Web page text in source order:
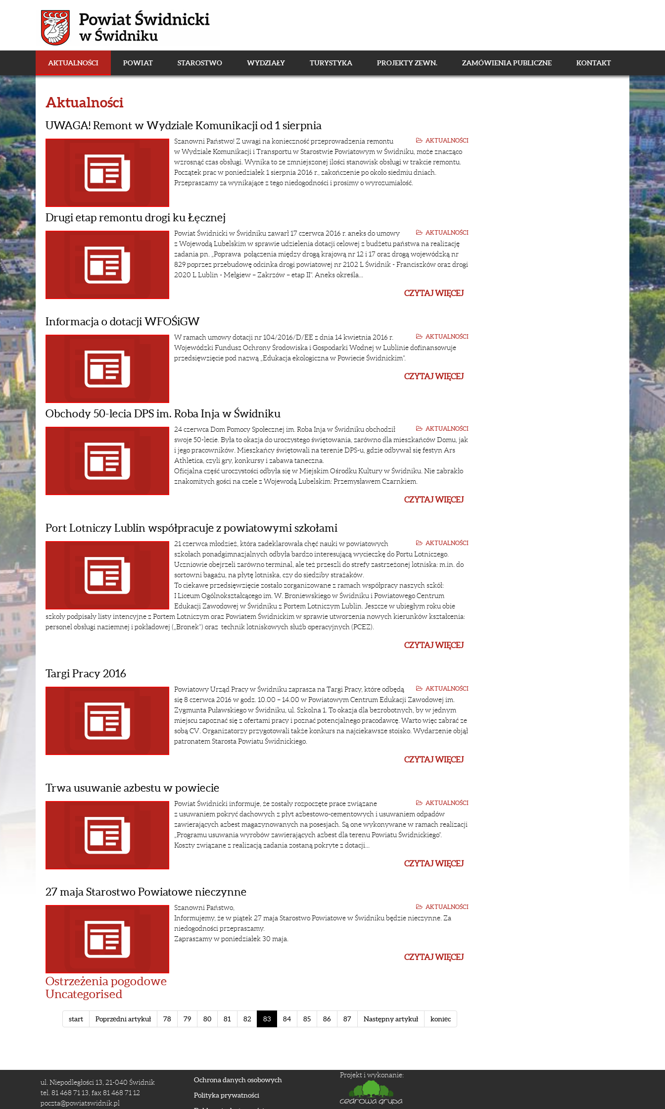
AKTUALNOŚCI POWIAT STAROSTWO WYDZIAŁY TURYSTYKA PROJEKTY ZEWN. ZAMÓWIENIA PUBLICZNE KONTAKT
Aktualności
UWAGA! Remont w Wydziale Komunikacji od 1 sierpnia
AKTUALNOŚCI
Szanowni Państwo! Z uwagi na konieczność przeprowadzenia remontu
w Wydziale Komunikacji i Transportu w Starostwie Powiatowym w Świdniku, może znacząco
wzrosnąć czas obsługi. Wynika to ze zmniejszonej ilości stanowisk obsługi w trakcie remontu.
Początek prac w poniedziałek 1 sierpnia 2016 r., zakończenie po około siedmiu dniach.
Przepraszamy za wynikające z tego niedogodności i prosimy o wyrozumiałość.
Drugi etap remontu drogi ku Łęcznej
AKTUALNOŚCI
Powiat Świdnicki w Świdniku zawarł 17 czerwca 2016 r. aneks do umowy
z Wojewodą Lubelskim w sprawie udzielenia dotacji celowej z budżetu państwa na realizację
zadania pn. „Poprawa połączenia między drogą krajową nr 12 i 17 oraz drogą wojewódzką nr
829 poprzez przebudowę odcinka drogi powiatowej nr 2102 L Świdnik - Franciszków oraz drogi
2020 L Lublin - Mełgiew – Zakrzów – etap II”. Aneks określa...
CZYTAJ WIĘCEJ
Informacja o dotacji WFOŚiGW
AKTUALNOŚCI
W ramach umowy dotacji nr 104/2016/D/EE z dnia 14 kwietnia 2016 r.
Wojewódzki Fundusz Ochrony Środowiska i Gospodarki Wodnej w Lublinie dofinansowuje
przedsięwzięcie pod nazwą „Edukacja ekologiczna w Powiecie Świdnickim”.
CZYTAJ WIĘCEJ
Obchody 50-lecia DPS im. Roba Inja w Świdniku
AKTUALNOŚCI
24 czerwca Dom Pomocy Społecznej im. Roba Inja w Świdniku obchodził
swoje 50-lecie. Była to okazja do uroczystego świętowania, zarówno dla mieszkańców Domu, jak
i jego pracowników. Mieszkańcy świętowali na terenie DPS-u, gdzie odbywał się festyn Ars
Athletica, czyli gry, konkursy i zabawa taneczna.
Oficjalna część uroczystości odbyła się w Miejskim Ośrodku Kultury w Świdniku. Nie zabrakło
znakomitych gości na czele z Wojewodą Lubelskim: Przemysławem Czarnkiem.
CZYTAJ WIĘCEJ
Port Lotniczy Lublin współpracuje z powiatowymi szkołami
AKTUALNOŚCI
21 czerwca młodzież, która zadeklarowała chęć nauki w powiatowych
szkołach ponadgimnazjalnych odbyła bardzo interesującą wycieczkę do Portu Lotniczego.
Uczniowie obejrzeli zarówno terminal, ale też przeszli do strefy zastrzeżonej lotniska: m.in. do
sortowni bagażu, na płytę lotniska, czy do siedziby strażaków.
To ciekawe przedsięwzięcie zostało zorganizowane z ramach współpracy naszych szkół:
I Liceum Ogólnokształcącego im. W. Broniewskiego w Świdniku i Powiatowego Centrum
Edukacji Zawodowej w Świdniku z Portem Lotniczym Lublin. Jeszcze w ubiegłym roku obie
szkoły podpisały listy intencyjne z Portem Lotniczym oraz Powiatem Świdnickim w sprawie utworzenia nowych kierunków kształcenia:
personel obsługi naziemnej i pokładowej („Bronek”) oraz technik lotniskowych służb operacyjnych (PCEZ).
CZYTAJ WIĘCEJ
Targi Pracy 2016
AKTUALNOŚCI
Powiatowy Urząd Pracy w Świdniku zaprasza na Targi Pracy, które odbędą
się 8 czerwca 2016 w godz. 10.00 – 14.00 w Powiatowym Centrum Edukacji Zawodowej im.
Zygmunta Puławskiego w Świdniku, ul. Szkolna 1. To okazja dla bezrobotnych, by w jednym
miejscu zapoznać się z ofertami pracy i poznać potencjalnego pracodawcę. Warto więc zabrać ze
sobą CV. Organizatorzy przygotowali także konkurs na najciekawsze stoisko. Wydarzenie objął
patronatem Starosta Powiatu Świdnickiego.
CZYTAJ WIĘCEJ
Trwa usuwanie azbestu w powiecie
AKTUALNOŚCI
Powiat Świdnicki informuje, że zostały rozpoczęte prace związane
z usuwaniem pokryć dachowych z płyt azbestowo-cementowych i usuwaniem odpadów
zawierających azbest magazynowanych na posesjach. Są one wykonywane w ramach realizacji
„Programu usuwania wyrobów zawierających azbest dla terenu Powiatu Świdnickiego”.
Koszty związane z realizacją zadania zostaną pokryte z dotacji...
CZYTAJ WIĘCEJ
27 maja Starostwo Powiatowe nieczynne
AKTUALNOŚCI
Szanowni Państwo,
Informujemy, że w piątek 27 maja Starostwo Powiatowe w Świdniku będzie nieczynne. Za
niedogodności przepraszamy.
Zapraszamy w poniedziałek 30 maja.
CZYTAJ WIĘCEJ
Ostrzeżenia pogodowe
Uncategorised
start Poprzedni artykuł 78 79 80 81 82 83 84 85 86 87 Następny artykuł koniec
ul. Niepodległości 13, 21-040 Świdnik
tel. 81 468 71 13, fax 81 468 71 12
poczta@powiatswidnik.pl
Ochrona danych osobowych
Polityka prywatności
Projekt i wykonanie: